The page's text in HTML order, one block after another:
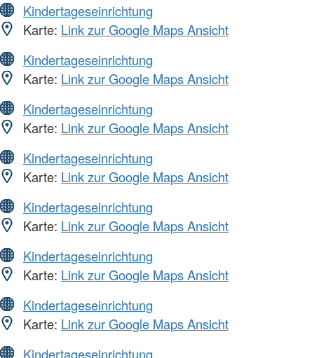
Kindertageseinrichtung
Karte: Link zur Google Maps Ansicht
Kindertageseinrichtung
Karte: Link zur Google Maps Ansicht
Kindertageseinrichtung
Karte: Link zur Google Maps Ansicht
Kindertageseinrichtung
Karte: Link zur Google Maps Ansicht
Kindertageseinrichtung
Karte: Link zur Google Maps Ansicht
Kindertageseinrichtung
Karte: Link zur Google Maps Ansicht
Kindertageseinrichtung
Karte: Link zur Google Maps Ansicht
Kindertageseinrichtung